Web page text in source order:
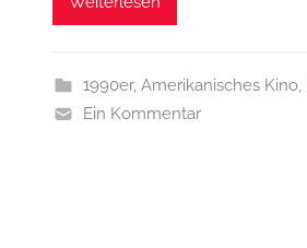
1990er, Amerikanisches Kino,
Ein Kommentar